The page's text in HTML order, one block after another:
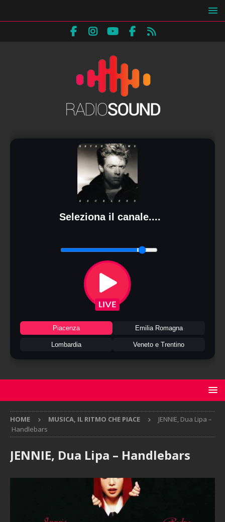
Seleziona il canale....
Piacenza Emilia Romagna
Lombardia Veneto e Trentino
HOME MUSICA, IL RITMO CHE PIACE
JENNIE, Dua Lipa –
Handlebars
JENNIE, Dua Lipa – Handlebars